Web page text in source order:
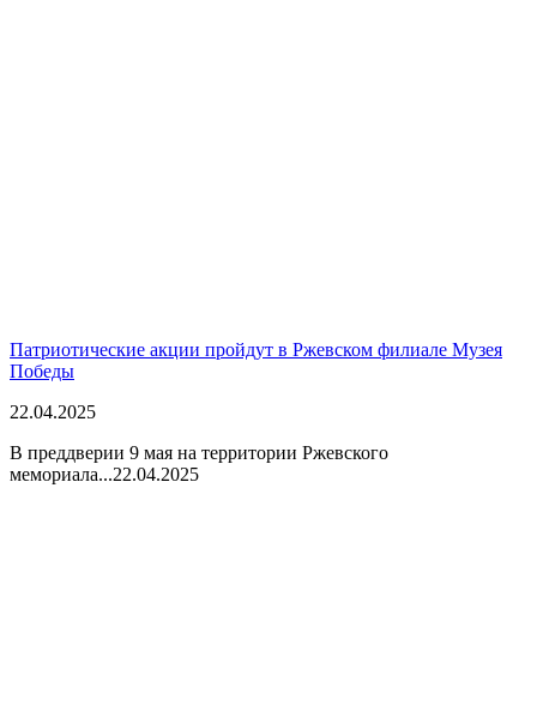
Патриотические акции пройдут в Ржевском филиале Музея
Победы
22.04.2025
В преддверии 9 мая на территории Ржевского
мемориала...22.04.2025